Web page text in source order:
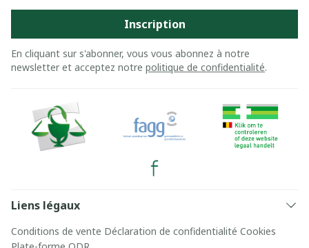
Inscription
En cliquant sur s'abonner, vous vous abonnez à notre
newsletter et acceptez notre politique de confidentialité.
Liens légaux
Conditions de vente Déclaration de confidentialité Cookies